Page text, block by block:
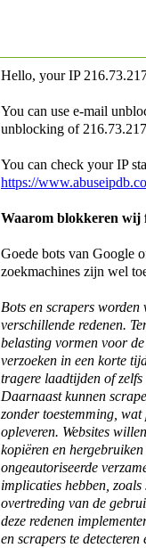
Hello, your IP
You can use e-mail
unblocking of
You can check your IP
https://
Waarom blokkeren wij
Goede bots van Google
zoekmachines zijn wel
Bots en scrapers worden
verschillende redenen.
belasting vormen voor
verzoeken in een korte
tragere laadtijden of
Daarnaast kunnen
zonder toestemming,
opleveren. Websites
kopiëren en
ongeautoriseerde
implicaties hebben,
overtreding van de
deze redenen
en scrapers te detecteren